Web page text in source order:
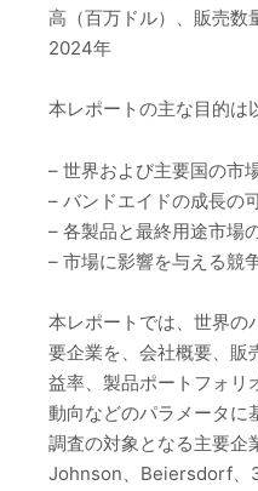
高（百万ドル）、販売数
2024年
本レポートの主な目的は
– 世界および主要国の市
– バンドエイドの成長の
– 各製品と最終用途市場
– 市場に影響を与える競
本レポートでは、世界の
要企業を、会社概要、販
益率、製品ポートフォリ
動向などのパラメータに
調査の対象となる主要企
Johnson、Beiersdorf、